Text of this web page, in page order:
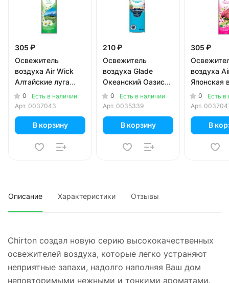
305 ₽
Освежитель
воздуха Air Wick
Алтайские луга
Ромашка и Зелень
290 мл
0
Есть в наличии
Арт. 0037043
В корзину
210 ₽
Освежитель
воздуха Glade
Океанский Оазис
300 мл
0
Есть в наличии
Арт. 0035339
В корзину
305 ₽
воздуха
Японская
Сакура и
290 мл
0
Есть в
Арт.
В
Описание Характеристики Отзывы
Chirton создал новую серию высококачественных
освежителей воздуха, которые легко устраняют
неприятные запахи, надолго наполняя Ваш дом
неповторимыми нежными и тонкими ароматами.